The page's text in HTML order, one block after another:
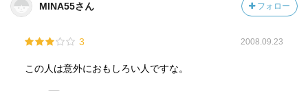
MINA55さん フォロー
3 2008.09.23
この人は意外におもしろい人ですな。